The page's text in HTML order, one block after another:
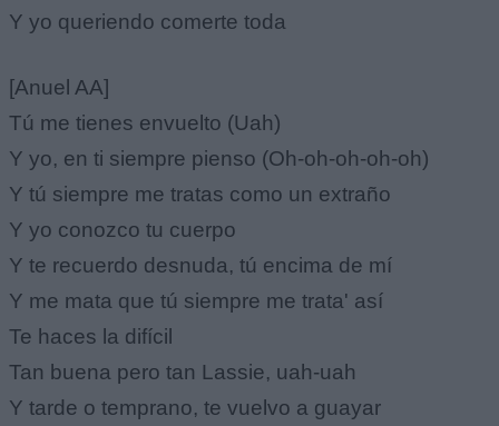
Y yo queriendo comerte toda
[Anuel AA]
Tú me tienes envuelto (Uah)
Y yo, en ti siempre pienso (Oh-oh-oh-oh-oh)
Y tú siempre me tratas como un extraño
Y yo conozco tu cuerpo
Y te recuerdo desnuda, tú encima de mí
Y me mata que tú siempre me trata' así
Te haces la difícil
Tan buena pero tan Lassie, uah-uah
Y tarde o temprano, te vuelvo a guayar